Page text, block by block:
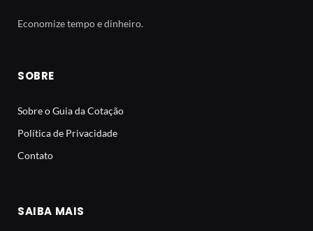
Economize tempo e dinheiro.
SOBRE
Sobre o Guia da Cotação
Política de Privacidade
Contato
SAIBA MAIS